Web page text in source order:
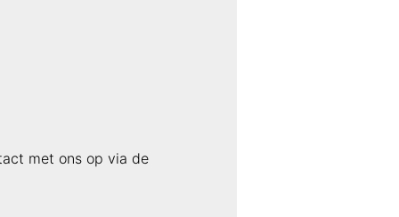
met ons op via de